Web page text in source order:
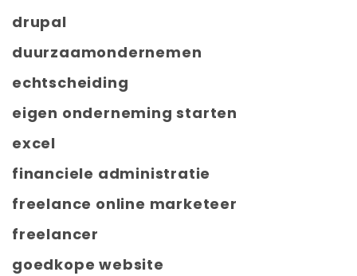
drupal
duurzaamondernemen
echtscheiding
eigen onderneming starten
excel
financiele administratie
freelance online marketeer
freelancer
goedkope website